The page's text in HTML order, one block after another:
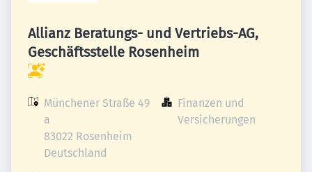
Allianz Beratungs- und Vertriebs-AG,
Geschäftsstelle Rosenheim
Münchener Straße 49
a
83022 Rosenheim
Deutschland
Finanzen und
Versicherungen